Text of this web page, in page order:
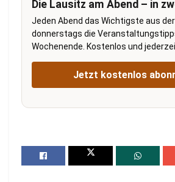
Die Lausitz am Abend – in
Jeden Abend das Wichtigste aus
donnerstags die
Wochenende. Kostenlos und
Jetzt kostenlos